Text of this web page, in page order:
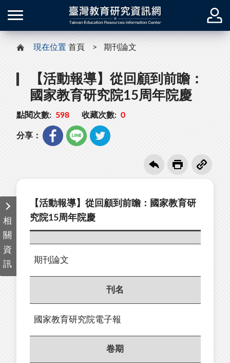
現在位置 首頁 期刊論文
【活動報導】從回顧到前瞻：
國家教育研究院15周年院慶
點閱次數: 598 收藏次數: 0
分享：
相
關
資
訊
【活動報導】從回顧到前瞻：國家教育研
究院15周年院慶
期刊論文
刊名
國家教育研究院電子報
卷期